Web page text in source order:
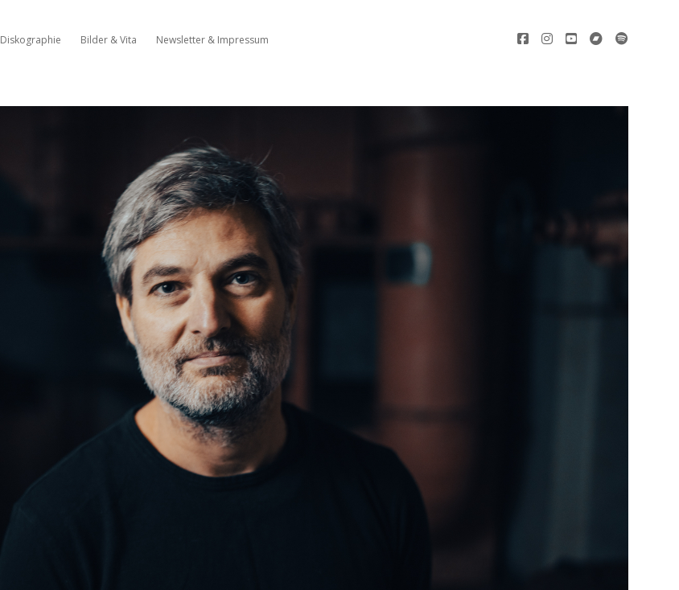
Diskographie Bilder & Vita Newsletter & Impressum facebookinstagram
youtubebandcamp